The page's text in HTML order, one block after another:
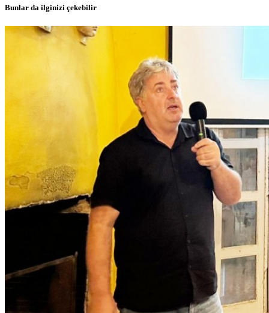
Bunlar da ilginizi çekebilir